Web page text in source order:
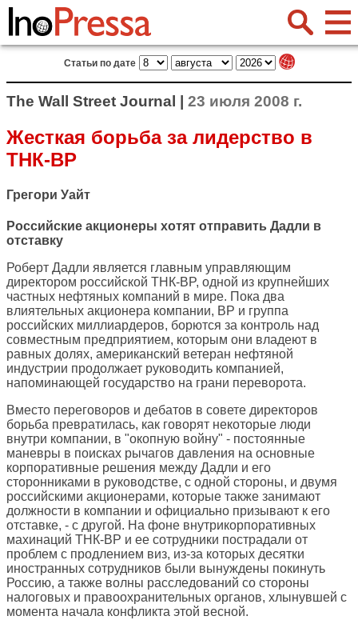
Статьи по дате
The Wall Street Journal | 23 июля 2008 г.
Жесткая борьба за лидерство в
ТНК-BP
Грегори Уайт
Российские акционеры хотят отправить Дадли в
отставку
Роберт Дадли является главным управляющим
директором российской ТНК-BP, одной из крупнейших
частных нефтяных компаний в мире. Пока два
влиятельных акционера компании, BP и группа
российских миллиардеров, борются за контроль над
совместным предприятием, которым они владеют в
равных долях, американский ветеран нефтяной
индустрии продолжает руководить компанией,
напоминающей государство на грани переворота.
Вместо переговоров и дебатов в совете директоров
борьба превратилась, как говорят некоторые люди
внутри компании, в "окопную войну" - постоянные
маневры в поисках рычагов давления на основные
корпоративные решения между Дадли и его
сторонниками в руководстве, с одной стороны, и двумя
российскими акционерами, которые также занимают
должности в компании и официально призывают к его
отставке, - с другой. На фоне внутрикорпоративных
махинаций ТНК-BP и ее сотрудники пострадали от
проблем с продлением виз, из-за которых десятки
иностранных сотрудников были вынуждены покинуть
Россию, а также волны расследований со стороны
налоговых и правоохранительных органов, хлынувшей с
момента начала конфликта этой весной.